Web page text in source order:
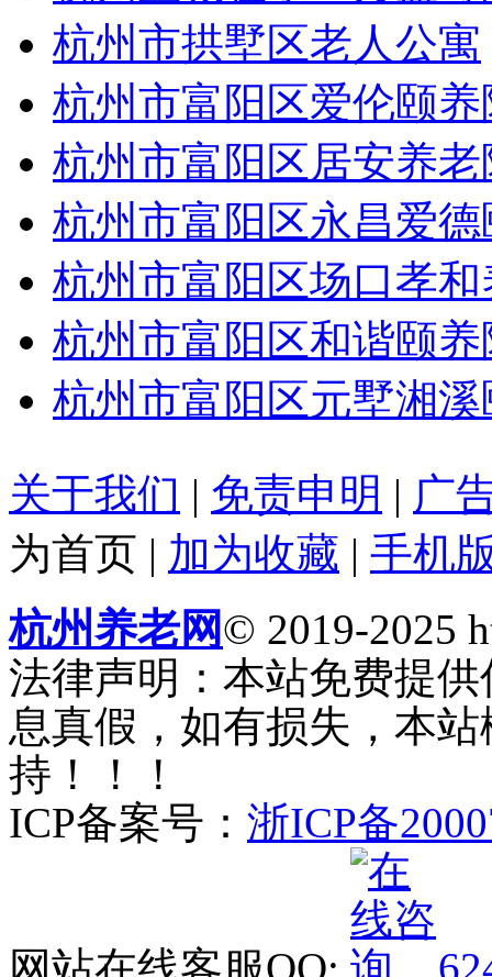
杭州市拱墅区老人公寓
杭州市富阳区爱伦颐养
杭州市富阳区居安养老
杭州市富阳区永昌爱
杭州市富阳区场口孝
杭州市富阳区和谐颐养
杭州市富阳区元墅湘
关于我们 | 免责申明 | 广
为首页 | 加为收藏 | 手机
杭州养老网© 2019-2025
法律声明：本站免费提
息真假，如有损失，本
持！！！
ICP备案号： 浙ICP备